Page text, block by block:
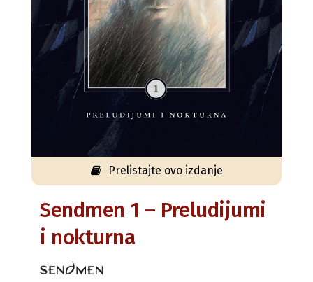
Prelistajte ovo izdanje
Sendmen 1 – Preludijumi
i nokturna